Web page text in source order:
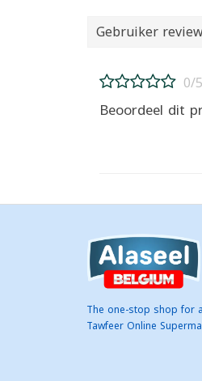
Gebruiker
0/5
Beoordeel dit
The one-stop shop for
Tawfeer Online